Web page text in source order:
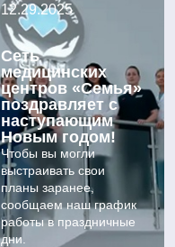
12.29.2025
Сеть
медицинских
центров «Семья»
поздравляет с
наступающим
Новым годом!
Чтобы вы могли
выстраивать свои
планы заранее,
сообщаем наш график
работы в праздничные
дни.